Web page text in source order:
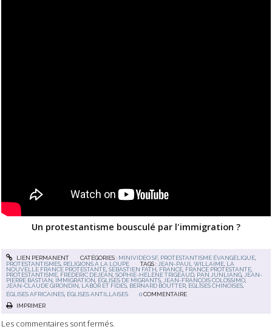
Un protestantisme bousculé par l'immigration ?
LIEN PERMANENT CATÉGORIES : MINIVIDÉO SF, PROTESTANTISME ÉVANGÉLIQUE,
PROTESTANTISMES RELIGIONS À LA LOUPE TAGS : JEAN-PAUL WILLAIME LA
NOUVELLE FRANCE PROTESTANTE ,SÉBASTIEN FATH FRANCE FRANCE PROTESTANTE
PROTESTANTISME FRÉDÉRIC DEJEAN ,SOPHIE-HÉLÈNE TRIGEAUD PAN JUNLIANG
JEAN-
PIERRE BASTIAN IMMIGRATION ÉGLISES DE MIGRANTS JEAN-FRANÇOIS COLOSSIMO
JEAN-CLAUDE GIRONDIN LABOR ET FIDES BERNARD BOUTTER ÉGLISES CHINOISES
ÉGLISES AFRICAINES, ÉGLISES ANTILLAISES 0 COMMENTAIRE
IMPRIMER
Les commentaires sont fermés.